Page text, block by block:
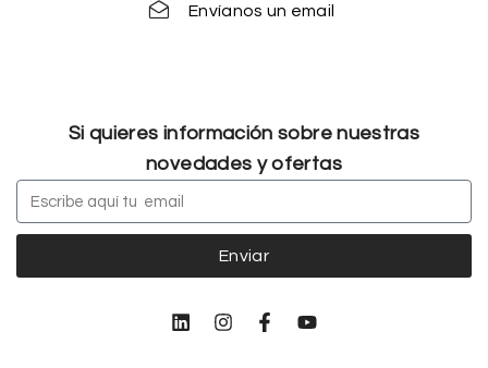
Envíanos un email
Si quieres información sobre nuestras
novedades y ofertas
Enviar